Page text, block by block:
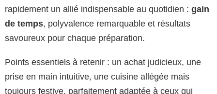
rapidement un allié indispensable au quotidien : gain
de temps, polyvalence remarquable et résultats
savoureux pour chaque préparation.
Points essentiels à retenir : un achat judicieux, une
prise en main intuitive, une cuisine allégée mais
toujours festive, parfaitement adaptée à ceux qui